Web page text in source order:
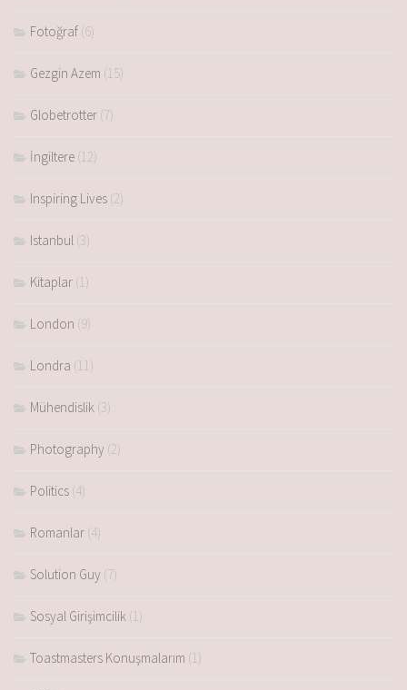
Fotoğraf (6)
Gezgin Azem (15)
Globetrotter (7)
İngiltere (12)
Inspiring Lives (2)
Istanbul (3)
Kitaplar (1)
London (9)
Londra (11)
Mühendislik (3)
Photography (2)
Politics (4)
Romanlar (4)
Solution Guy (7)
Sosyal Girişimcilik (1)
Toastmasters Konuşmalarım (1)